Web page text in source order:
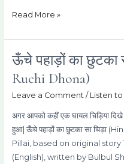
Read More »
ऊँचे पहाड़ों का छुटका
Ruchi Dhona)
Leave a Comment / Listen
अगर आपको कहीं एक घायल चिड़िया दिखे
हुआ| ऊँचे पहाड़ों का छुटका सा चिड़ा
Pillai, based on original
(English), written by Bulbul
ऊँचे
का
छुटका
सा
चिड़ा
(narrated
by